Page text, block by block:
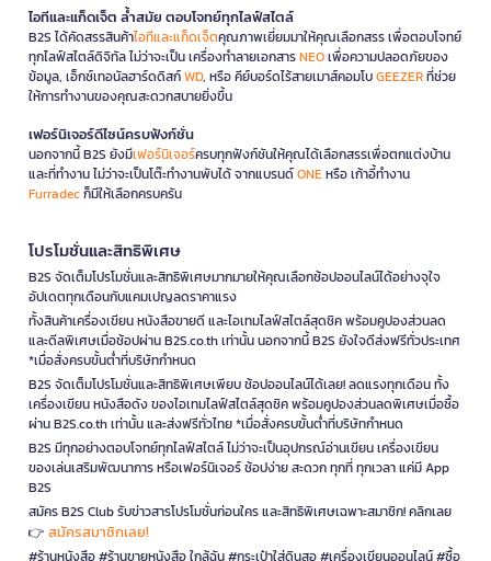
ไอทีและแก็ดเจ็ต ล้ำสมัย ตอบโจทย์ทุกไลฟ์สไตล์
B2S ได้คัดสรรสินค้าไอทีและแก็ดเจ็ตคุณภาพเยี่ยมมาให้คุณเลือกสรร เพื่อตอบโจทย์
ทุกไลฟ์สไตล์ดิจิทัล ไม่ว่าจะเป็น เครื่องทำลายเอกสารNEOเพื่อความปลอดภัยของ
ข้อมูล, เอ็กซ์เทอนัลฮาร์ดดิสก์WD, หรือ คีย์บอร์ดไร้สายเมาส์คอมโบGEEZERที่ช่วย
ให้การทำงานของคุณสะดวกสบายยิ่งขึ้น
เฟอร์นิเจอร์ดีไซน์ครบฟังก์ชั่น
นอกจากนี้ B2S ยังมีเฟอร์นิเจอร์ครบทุกฟังก์ชันให้คุณได้เลือกสรรเพื่อตกแต่งบ้าน
และที่ทำงาน ไม่ว่าจะเป็นโต๊ะทำงานพับได้ จากแบรนด์ONEหรือ เก้าอี้ทำงาน
Furradecก็มีให้เลือกครบครัน
โปรโมชั่นและสิทธิพิเศษ
B2S จัดเต็มโปรโมชั่นและสิทธิพิเศษมากมายให้คุณเลือกช้อปออนไลน์ได้อย่างจุใจ
อัปเดตทุกเดือนกับแคมเปญลดราคาแรง
ทั้งสินค้าเครื่องเขียน หนังสือขายดี และไอเทมไลฟ์สไตล์สุดชิค พร้อมคูปองส่วนลด
และดีลพิเศษเมื่อช้อปผ่าน B2S.co.th เท่านั้น นอกจากนี้ B2S ยังใจดีส่งฟรีทั่วประเทศ
*เมื่อสั่งครบขั้นต่ำที่บริษัทกำหนด
B2S จัดเต็มโปรโมชั่นและสิทธิพิเศษเพียบ ช้อปออนไลน์ได้เลย! ลดแรงทุกเดือน ทั้ง
เครื่องเขียน หนังสือดัง ของไอเทมไลฟ์สไตล์สุดชิค พร้อมคูปองส่วนลดพิเศษเมื่อซื้อ
ผ่าน B2S.co.th เท่านั้น และส่งฟรีทั่วไทย *เมื่อสั่งครบขั้นต่ำที่บริษัทกำหนด
B2S มีทุกอย่างตอบโจทย์ทุกไลฟ์สไตล์ ไม่ว่าจะเป็นอุปกรณ์อ่านเขียน เครื่องเขียน
ของเล่นเสริมพัฒนาการ หรือเฟอร์นิเจอร์ ช้อปง่าย สะดวก ทุกที่ ทุกเวลา แค่มี App
B2S
สมัคร B2S Club รับข่าวสารโปรโมชั่นก่อนใคร และสิทธิพิเศษเฉพาะสมาชิก! คลิกเลย
👉 สมัครสมาชิกเลย!
#ร้านหนังสือ #ร้านขายหนังสือ ใกล้ฉัน #กระเป๋าใส่ดินสอ #เครื่องเขียนออนไลน์ #ซื้อ